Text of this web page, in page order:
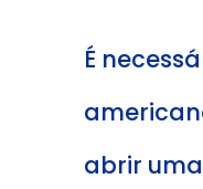
É
abrir